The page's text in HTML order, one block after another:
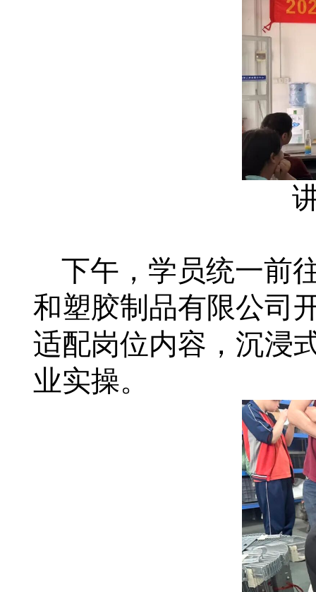
下午，学员统一前
和塑胶制品有限公司
适配岗位内容，沉浸
业实操。